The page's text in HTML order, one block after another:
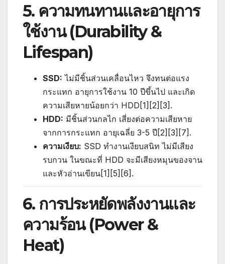
5. ความทนทานและอายุการ
ใช้งาน (Durability &
Lifespan)
SSD: ไม่มีชิ้นส่วนเคลื่อนไหว จึงทนต่อแรง
กระแทก อายุการใช้งาน 10 ปีขึ้นไป และเกิด
ความเสียหายน้อยกว่า HDD[1][2][3].
HDD: มีชิ้นส่วนกลไก เสี่ยงต่อความเสียหาย
จากการกระแทก อายุเฉลี่ย 3-5 ปี[2][3][7].
ความเงียบ: SSD ทำงานเงียบสนิท ไม่มีเสียง
รบกวน ในขณะที่ HDD จะมีเสียงหมุนของจาน
และหัวอ่านเขียน[1][5][6].
6. การประหยัดพลังงานและ
ความร้อน (Power &
Heat)